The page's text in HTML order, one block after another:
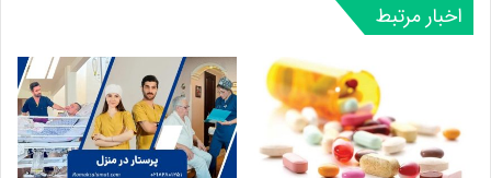
اخبار مرتبط